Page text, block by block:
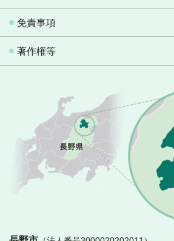
免責事項
著作権等